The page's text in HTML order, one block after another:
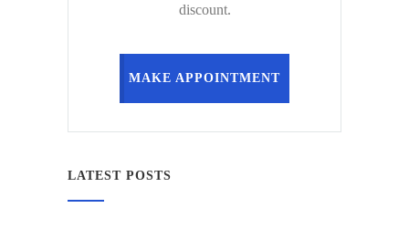
discount.
MAKE APPOINTMENT
LATEST POSTS